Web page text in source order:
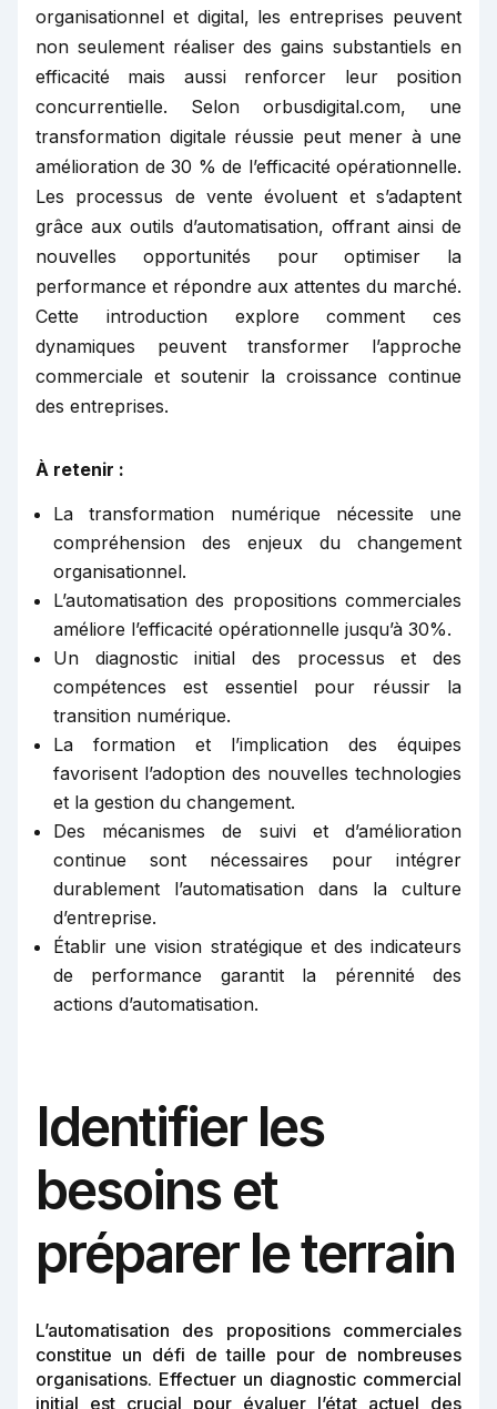
organisationnel et digital, les entreprises peuvent
non seulement réaliser des gains substantiels en
efficacité mais aussi renforcer leur position
concurrentielle. Selon orbusdigital.com, une
transformation digitale réussie peut mener à une
amélioration de 30 % de l’efficacité opérationnelle.
Les processus de vente évoluent et s’adaptent
grâce aux outils d’automatisation, offrant ainsi de
nouvelles opportunités pour optimiser la
performance et répondre aux attentes du marché.
Cette introduction explore comment ces
dynamiques peuvent transformer l’approche
commerciale et soutenir la croissance continue
des entreprises.
À retenir :
La transformation numérique nécessite une
compréhension des enjeux du changement
organisationnel.
L’automatisation des propositions commerciales
améliore l’efficacité opérationnelle jusqu’à 30%.
Un diagnostic initial des processus et des
compétences est essentiel pour réussir la
transition numérique.
La formation et l’implication des équipes
favorisent l’adoption des nouvelles technologies
et la gestion du changement.
Des mécanismes de suivi et d’amélioration
continue sont nécessaires pour intégrer
durablement l’automatisation dans la culture
d’entreprise.
Établir une vision stratégique et des indicateurs
de performance garantit la pérennité des
actions d’automatisation.
Identifier les
besoins et
préparer le terrain
L’automatisation des propositions commerciales
constitue un défi de taille pour de nombreuses
organisations. Effectuer un diagnostic commercial
initial est crucial pour évaluer l’état actuel des